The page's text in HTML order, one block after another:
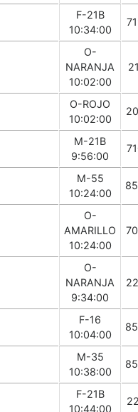
F-21B
10:34:00
O-
NARANJA
10:02:00
O-ROJO
10:02:00
M-21B
9:56:00
M-55
10:24:00
O-
AMARILLO
10:24:00
O-
NARANJA
9:34:00
F-16
10:04:00
M-35
10:38:00
F-21B
10:44:00